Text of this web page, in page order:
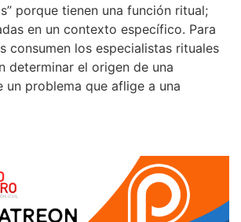
porque tienen una función ritual;
en un contexto específico. Para
consumen los especialistas rituales
determinar el origen de una
un problema que aflige a una